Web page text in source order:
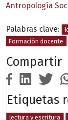
Antropología
Palabras clave:
Formación docente
Compartir
Etiquetas
lectura y escritura